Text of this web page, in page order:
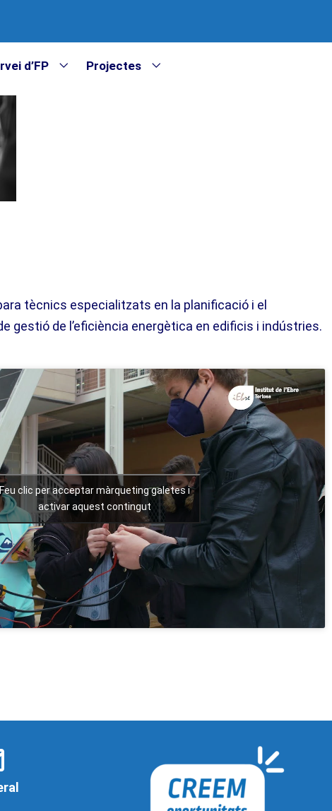
d’FP Projectes
tècnics especialitzats en la planificació i el
gestió de l’eficiència energètica en edificis i indústries.
Feu clic per acceptar màrqueting galetes i
activar aquest contingut